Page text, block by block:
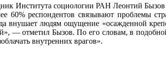
Института социологии РАН Леонтий
60% респондентов связывают
внушает людям ощущение «осажденной
— отметил Бызов. По его словам, в
внутренних врагов».